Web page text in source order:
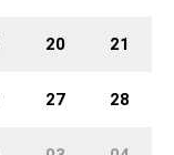
20 21
27 28